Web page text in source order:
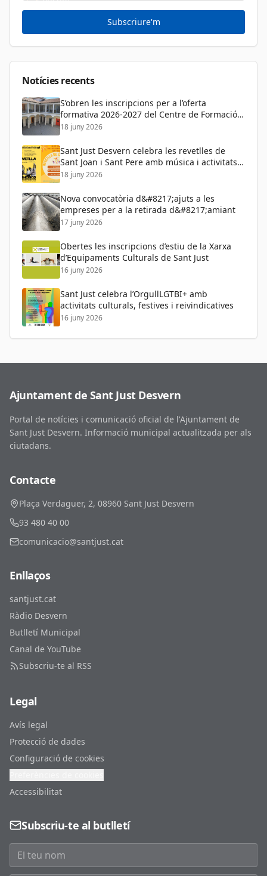
Diversitat Sexual i de Gènere
Dona
Subscriure'm
Notícies recents
S’obren les inscripcions per a l’oferta
formativa 2026-2027 del Centre de Formació
de Persones Adultes
18 juny 2026
Sant Just Desvern celebra les revetlles de
Sant Joan i Sant Pere amb música i activitats
per a tots els públics
18 juny 2026
Nova convocatòria d&#8217;ajuts a les
empreses per a la retirada d&#8217;amiant
17 juny 2026
Obertes les inscripcions d’estiu de la Xarxa
d’Equipaments Culturals de Sant Just
16 juny 2026
Sant Just celebra l’OrgullLGTBI+ amb
activitats culturals, festives i reivindicatives
16 juny 2026
Ajuntament de Sant Just Desvern
Portal de notícies i comunicació oficial de l'Ajuntament de
Sant Just Desvern. Informació municipal actualitzada per als
ciutadans.
Contacte
Plaça Verdaguer, 2, 08960 Sant Just Desvern
93 480 40 00
comunicacio@santjust.cat
Enllaços
santjust.cat
Ràdio Desvern
Butlletí Municipal
Canal de YouTube
Subscriu-te al RSS
Legal
Avís legal
Protecció de dades
Configuració de cookies
Accessibilitat
Subscriu-te al butlletí